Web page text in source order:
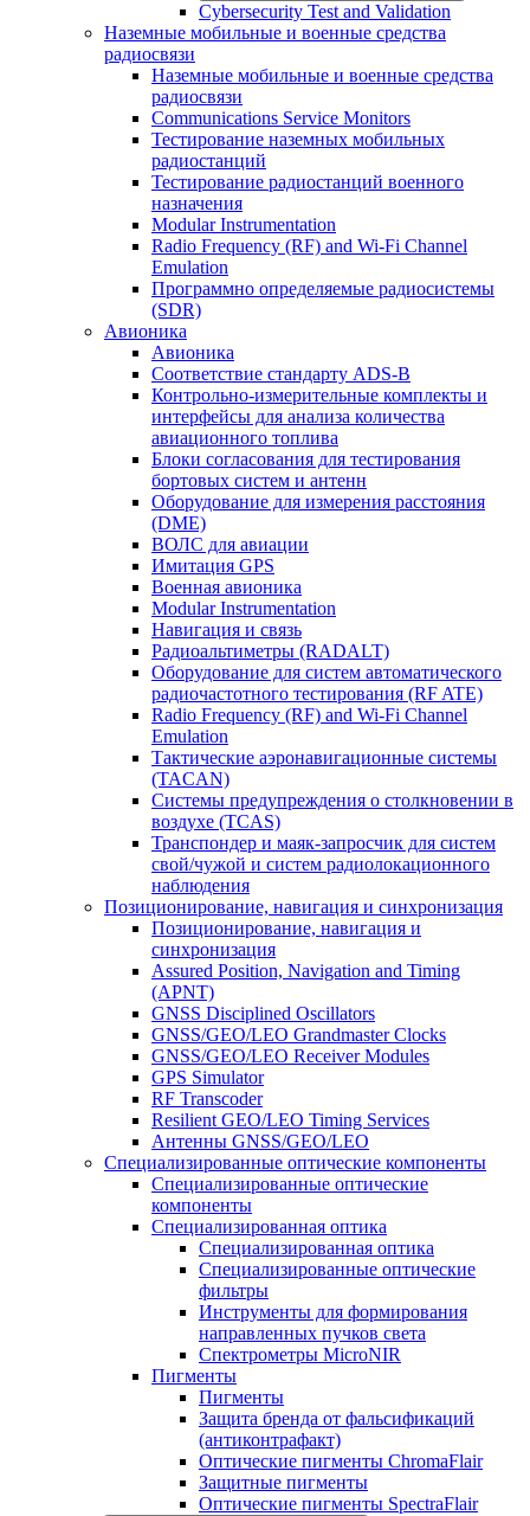
Cybersecurity Test and Validation
Наземные мобильные и военные средства
радиосвязи
Наземные мобильные и военные средства
радиосвязи
Communications Service Monitors
Тестирование наземных мобильных
радиостанций
Тестирование радиостанций военного
назначения
Modular Instrumentation
Radio Frequency (RF) and Wi-Fi Channel
Emulation
Программно определяемые радиосистемы
(SDR)
Авионика
Авионика
Соответствие стандарту ADS-B
Контрольно-измерительные комплекты и
интерфейсы для анализа количества
авиационного топлива
Блоки согласования для тестирования
бортовых систем и антенн
Оборудование для измерения расстояния
(DME)
ВОЛС для авиации
Имитация GPS
Военная авионика
Modular Instrumentation
Навигация и связь
Радиоальтиметры (RADALT)
Оборудование для систем автоматического
радиочастотного тестирования (RF ATE)
Radio Frequency (RF) and Wi-Fi Channel
Emulation
Тактические аэронавигационные системы
(TACAN)
Системы предупреждения о столкновении в
воздухе (TCAS)
Транспондер и маяк-запросчик для систем
свой/чужой и систем радиолокационного
наблюдения
Позиционирование, навигация и синхронизация
Позиционирование, навигация и
синхронизация
Assured Position, Navigation and Timing
(APNT)
GNSS Disciplined Oscillators
GNSS/GEO/LEO Grandmaster Clocks
GNSS/GEO/LEO Receiver Modules
GPS Simulator
RF Transcoder
Resilient GEO/LEO Timing Services
Антенны GNSS/GEO/LEO
Специализированные оптические компоненты
Специализированные оптические
компоненты
Специализированная оптика
Специализированная оптика
Специализированные оптические
фильтры
Инструменты для формирования
направленных пучков света
Спектрометры MicroNIR
Пигменты
Пигменты
Защита бренда от фальсификаций
(антиконтрафакт)
Оптические пигменты ChromaFlair
Защитные пигменты
Оптические пигменты SpectraFlair